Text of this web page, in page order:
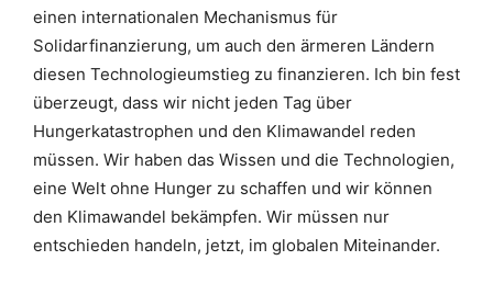
einen internationalen Mechanismus für
Solidarfinanzierung, um auch den ärmeren Ländern
diesen Technologieumstieg zu finanzieren. Ich bin fest
überzeugt, dass wir nicht jeden Tag über
Hungerkatastrophen und den Klimawandel reden
müssen. Wir haben das Wissen und die Technologien,
eine Welt ohne Hunger zu schaffen und wir können
den Klimawandel bekämpfen. Wir müssen nur
entschieden handeln, jetzt, im globalen Miteinander.